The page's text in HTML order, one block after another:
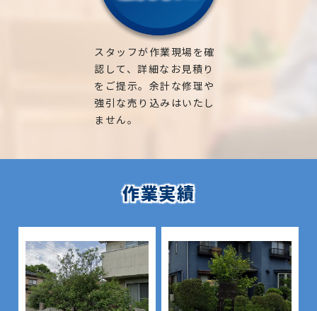
スタッフが作業現場を確
認して、詳細なお見積り
をご提示。余計な修理や
強引な売り込みはいたし
ません。
作業実績